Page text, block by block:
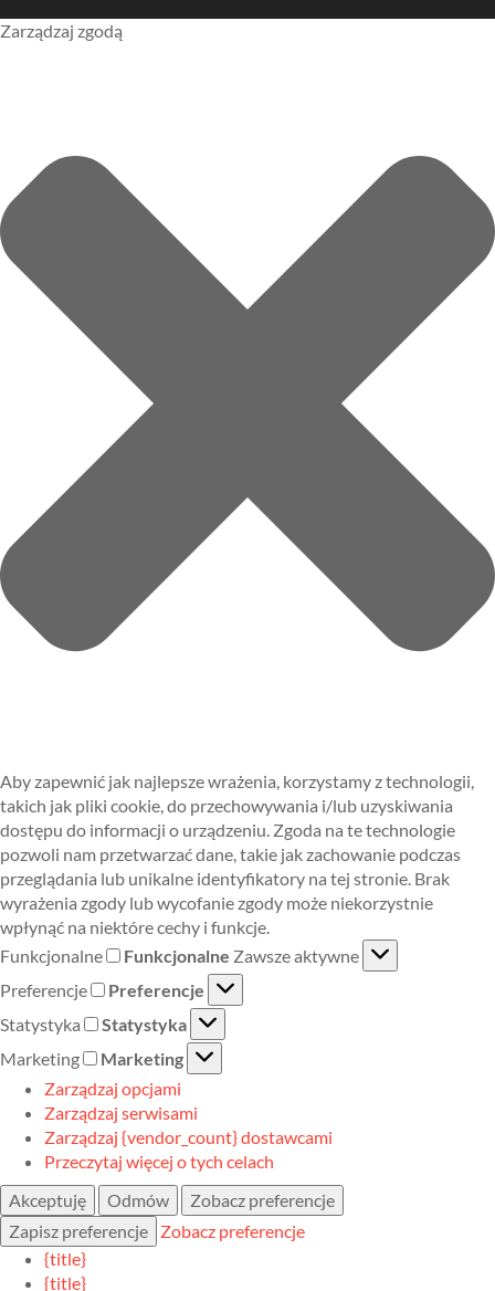
Zarządzaj zgodą
Aby zapewnić jak najlepsze wrażenia, korzystamy z technologii,
takich jak pliki cookie, do przechowywania i/lub uzyskiwania
dostępu do informacji o urządzeniu. Zgoda na te technologie
pozwoli nam przetwarzać dane, takie jak zachowanie podczas
przeglądania lub unikalne identyfikatory na tej stronie. Brak
wyrażenia zgody lub wycofanie zgody może niekorzystnie
wpłynąć na niektóre cechy i funkcje.
Funkcjonalne
Funkcjonalne Zawsze aktywne
Preferencje
Preferencje
Statystyka
Statystyka
Marketing
Marketing
Zarządzaj opcjami
Zarządzaj serwisami
Zarządzaj {vendor_count} dostawcami
Przeczytaj więcej o tych celach
Akceptuję
Odmów
Zobacz preferencje
Zapisz preferencje
Zobacz preferencje
{title}
{title}